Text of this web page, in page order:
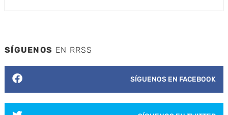
SÍGUENOS EN RRSS
SÍGUENOS EN FACEBOOK